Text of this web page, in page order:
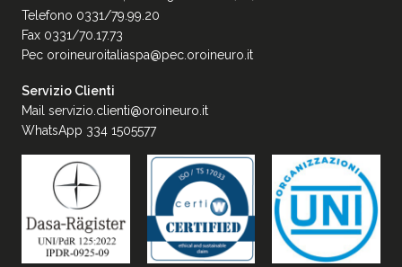
Telefono 0331/79.99.20
Fax 0331/70.17.73
Pec oroineuroitaliaspa@pec.oroineuro.it
Servizio Clienti
Mail servizio.clienti@oroineuro.it
WhatsApp 334 1505577